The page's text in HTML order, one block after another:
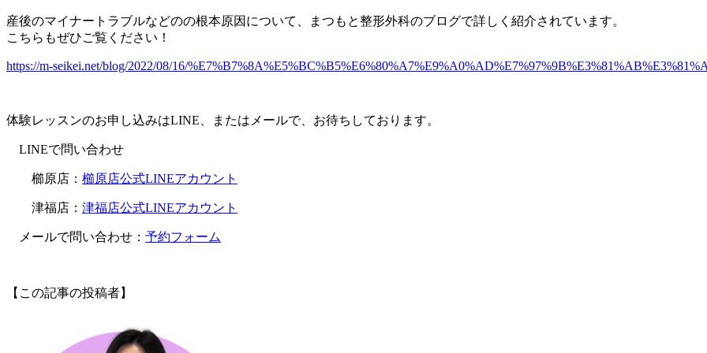
産後のマイナートラブルなどのの根本原因について、まつもと整形外科のブログで詳しく紹介されています。
こちらもぜひご覧ください！
https://m-seikei.net/blog/2022/08/16/
体験レッスンのお申し込みはLINE、またはメールで、お待ちしております。
LINEで問い合わせ
櫛原店： 櫛原店公式LINEアカウント
津福店： 津福店公式LINEアカウント
メールで問い合わせ： 予約フォーム
【この記事の投稿者】